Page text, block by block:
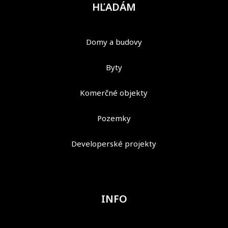
HĽADÁM
Domy a budovy
Byty
Komerčné objekty
Pozemky
Developerské projekty
INFO